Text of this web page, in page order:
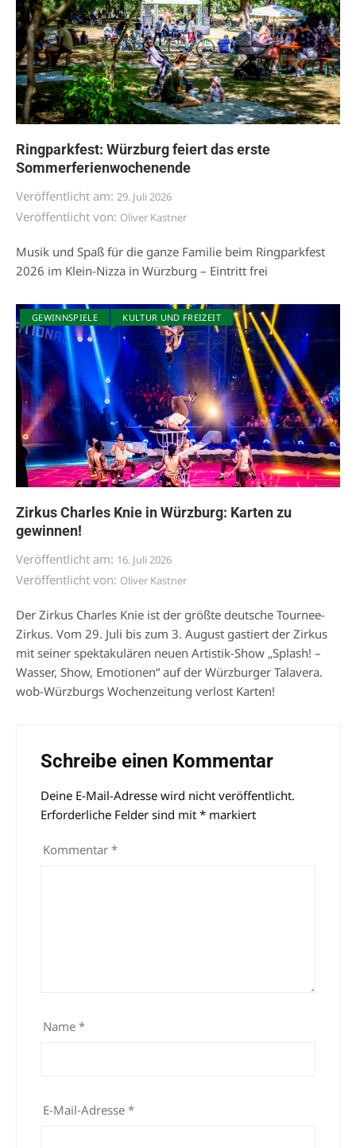
Ringparkfest: Würzburg feiert das erste
Sommerferienwochenende
Veröffentlicht am: 29. Juli 2026
Veröffentlicht von: Oliver Kastner
Musik und Spaß für die ganze Familie beim Ringparkfest
2026 im Klein-Nizza in Würzburg – Eintritt frei
GEWINNSPIELE KULTUR UND FREIZEIT
Zirkus Charles Knie in Würzburg: Karten zu
gewinnen!
Veröffentlicht am: 16. Juli 2026
Veröffentlicht von: Oliver Kastner
Der Zirkus Charles Knie ist der größte deutsche Tournee-
Zirkus. Vom 29. Juli bis zum 3. August gastiert der Zirkus
mit seiner spektakulären neuen Artistik-Show „Splash! –
Wasser, Show, Emotionen“ auf der Würzburger Talavera.
wob-Würzburgs Wochenzeitung verlost Karten!
Schreibe einen Kommentar
Deine E-Mail-Adresse wird nicht veröffentlicht.
Erforderliche Felder sind mit * markiert
Kommentar *
Name *
E-Mail-Adresse *
Alternative: